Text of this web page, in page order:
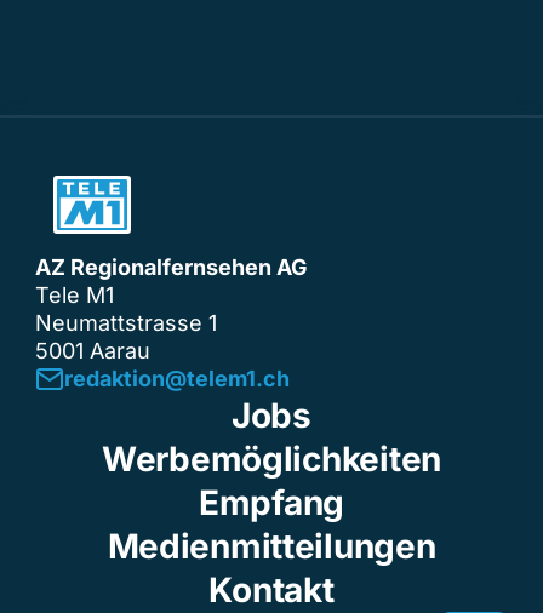
AZ Regionalfernsehen AG
Tele M1
Neumattstrasse 1
5001 Aarau
redaktion@telem1.ch
Jobs
Werbemöglichkeiten
Empfang
Medienmitteilungen
Kontakt